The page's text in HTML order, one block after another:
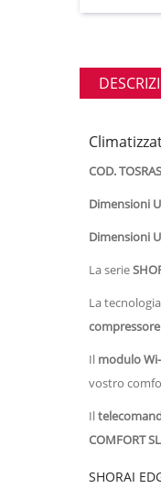
COD.
Dimensioni
Dimensioni
La serie
La
compressore
Il modulo
vostro
Il
COMFORT
SHORAI